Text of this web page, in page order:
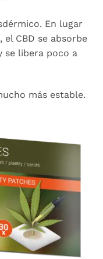
En lugar
CBD se absorbe
se libera poco a
más estable.